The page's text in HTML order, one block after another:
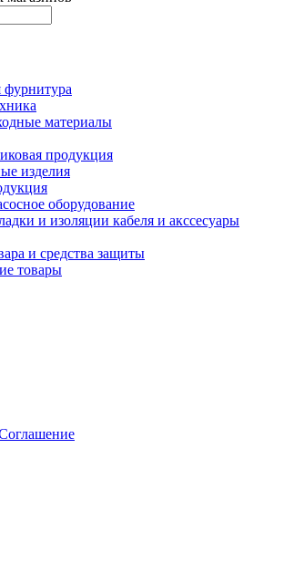
фурнитура
материалы
продукция
изделия
оборудование
и изоляции кабеля и акссесуары
и средства защиты
товары